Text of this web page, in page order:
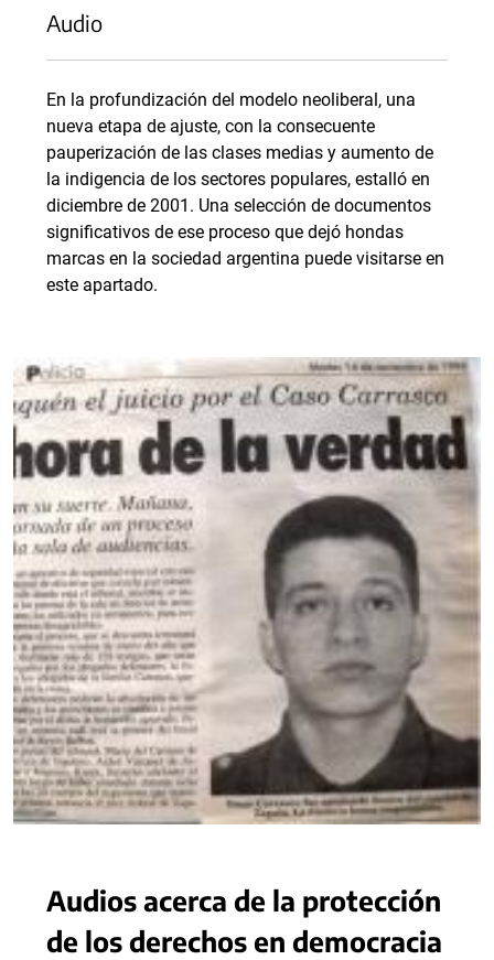
Audio
En la profundización del modelo neoliberal, una
nueva etapa de ajuste, con la consecuente
pauperización de las clases medias y aumento de
la indigencia de los sectores populares, estalló en
diciembre de 2001. Una selección de documentos
significativos de ese proceso que dejó hondas
marcas en la sociedad argentina puede visitarse en
este apartado.
Audios acerca de la protección
de los derechos en democracia